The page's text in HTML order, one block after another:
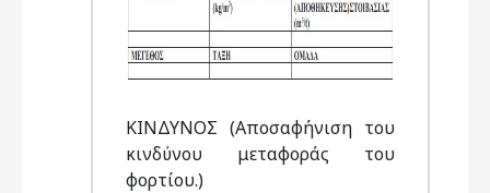
ΚΙΝΔΥΝΟΣ (Αποσαφήνιση του
κινδύνου μεταφοράς του
φορτίου.)